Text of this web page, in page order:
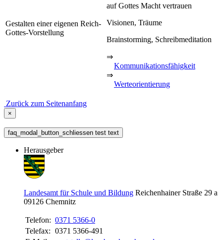
Gestalten einer eigenen Reich-
Gottes-Vorstellung
auf Gottes Macht vertrauen
Visionen, Träume
Brainstorming, Schreibmeditation
⇒
Kommunikationsfähigkeit
⇒
Werteorientierung
Zurück zum Seitenanfang
×
faq_modal_button_schliessen test text
Herausgeber
Landesamt für Schule und Bildung Reichenhainer Straße 29 a
09126 Chemnitz
Telefon: 0371 5366-0
Telefax: 0371 5366-491